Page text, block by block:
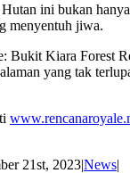
ini bukan
menyentuh jiwa.
Bukit Kiara Forest
yang tak
21st, 2023|News|